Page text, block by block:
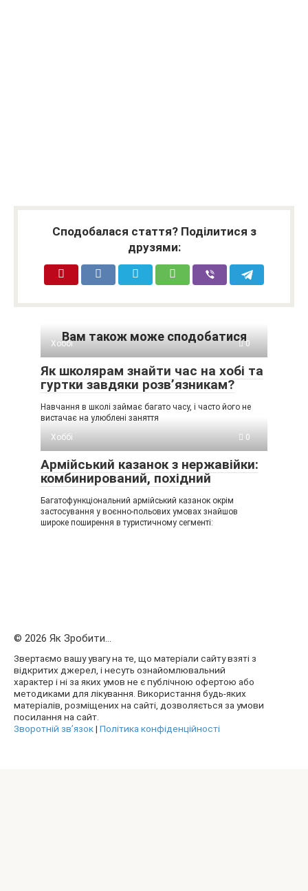
Сподобалася стаття? Поділитися з
друзями:
Вам також може сподобатися
Хоббі 0
Як школярам знайти час на хобі та
гуртки завдяки розв’язникам?
Навчання в школі займає багато часу, і часто його не
вистачає на улюблені заняття
Хоббі
0
Армійський казанок з нержавійки:
комбинирований, похідний
Багатофункціональний армійський казанок окрім
застосування у воєнно-польових умовах знайшов
широке поширення в туристичному сегменті:
© 2026 Як Зробити...
Звертаємо вашу увагу на те, що матеріали сайту взяті з
відкритих джерел, і несуть ознайомлювальний
характер і ні за яких умов не є публічною офертою або
методиками для лікування. Використання будь-яких
матеріалів, розміщених на сайті, дозволяється за умови
посилання на сайт.
Зворотній зв’язок| Політика конфіденційності